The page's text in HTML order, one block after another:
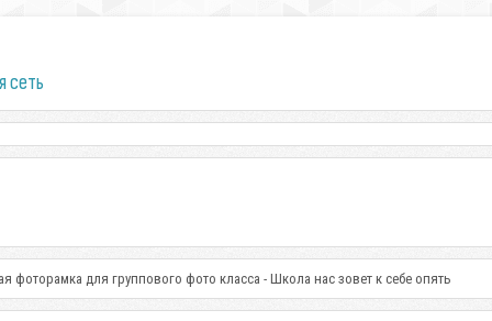
сеть
фоторамка для группового фото класса - Школа нас зовет к себе опять